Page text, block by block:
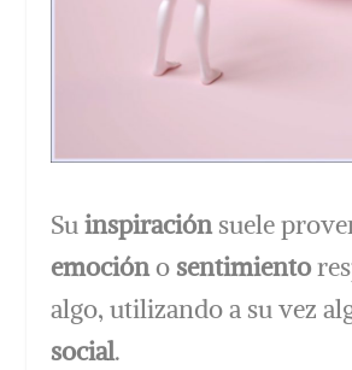
Suinspiraciónsuele
emociónosentimiento
algo, utilizando a su vez
social.